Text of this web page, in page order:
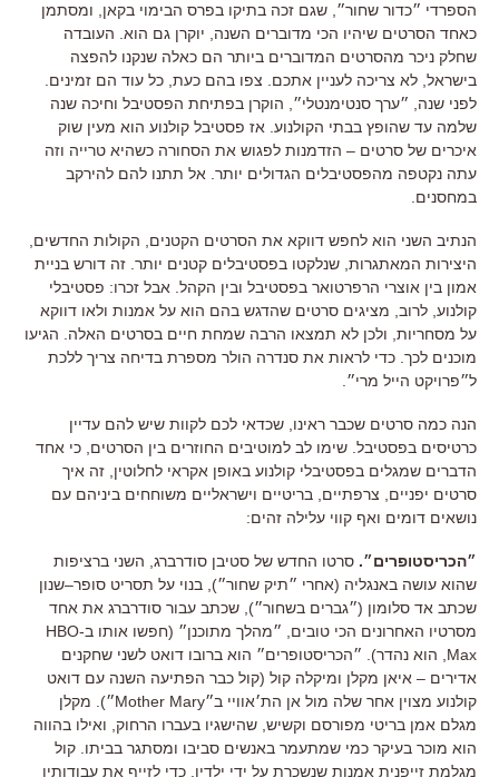
הספרדי ״כדור שחור״ שגם זכה בתיקו בפרס הבימוי בקאן
ומסתמן
כאחד הסרטים שיהיו הכי מדוברים השנה
יוקרן גם הוא העובדה
שחלק ניכר מהסרטים המדוברים ביותר הם כאלה שנקנו להפצה
בישראל לא צריכה לעניין אתכם צפו בהם כעת כל עוד הם זמינים
לפני שנה
״ערך סנטימנטלי״
הוקרן בפתיחת הפסטיבל וחיכה שנה
שלמה עד שהופץ בבתי הקולנוע אז פסטיבל קולנוע הוא מעין שוק
איכרים של סרטים – הזדמנות לפגוש את הסחורה כשהיא טרייה וזה
עתה נקטפה מהפסטיבלים הגדולים יותר אל תתנו להם להירקב
במחסנים
הנתיב השני הוא לחפש דווקא את הסרטים הקטנים הקולות החדשים
היצירות המאתגרות, שנלקטו בפסטיבלים קטנים יותר זה דורש בניית
אמון בין אוצרי הרפרטואר בפסטיבל ובין הקהל אבל זכרו: פסטיבלי
קולנוע לרוב מציגים סרטים שהדגש בהם הוא על אמנות ולאו דווקא
על מסחריות ולכן לא תמצאו הרבה שמחת חיים בסרטים האלה
הגיעו
מוכנים לכך כדי לראות את סנדרה הולר מספרת בדיחה צריך ללכת
ל״פרויקט הייל מרי״
הנה כמה סרטים שכבר ראינו שכדאי לכם לקוות שיש להם עדיין
כרטיסים בפסטיבל שימו לב למוטיבים החוזרים בין הסרטים, כי אחד
הדברים שמגלים בפסטיבלי קולנוע באופן אקראי לחלוטין, זה איך
סרטים יפניים, צרפתיים, בריטיים וישראליים משוחחים ביניהם עם
נושאים דומים ואף קווי עלילה זהים:
״הכריסטופרים״. סרטו החדש של סטיבן סודרברג השני ברציפות
שהוא עושה באנגליה (אחרי ״תיק שחור״), בנוי על תסריט סופר–שנון
שכתב אד סלומון (״גברים בשחור״), שכתב עבור סודרברג את אחד
מסרטיו האחרונים הכי טובים
״מהלך מתוכנן״ (חפשו אותו ב -HBO
Max,
הוא נהדר). ״הכריסטופרים״ הוא ברובו דואט לשני שחקנים
אדירים – איאן מקלן ומיקלה קול (קול כבר הפתיעה השנה עם דואט
קולנוע מצוין אחר שלה מול אן הת׳אוויי ב״Mother Mary״). מקלן
מגלם אמן בריטי מפורסם וקשיש שהישגיו בעברו הרחוק, ואילו בהווה
הוא מוכר בעיקר כמי שמתעמר באנשים סביבו ומסתגר בביתו קול
מגלמת זייפנית אמנות שנשכרת על ידי ילדיו כדי לזייף את עבודותיו